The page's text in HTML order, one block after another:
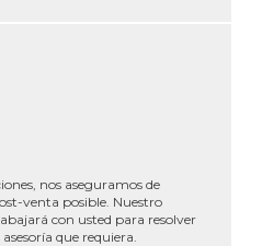
nos aseguramos de
venta posible. Nuestro
con usted para resolver
que requiera.